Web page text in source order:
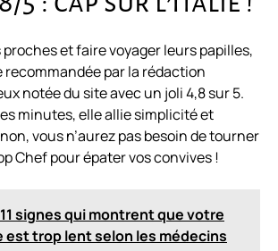
proches et faire voyager leurs papilles,
recommandée par la rédaction
notée du site avec un joli 4,8 sur 5.
minutes, elle allie simplicité et
vous n’aurez pas besoin de tourner
Chef pour épater vos convives !
11 signes qui montrent que votre
est trop lent selon les médecins